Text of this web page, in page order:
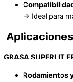
→ Ideal para
GRASA SUPERLIT
Rodamientos